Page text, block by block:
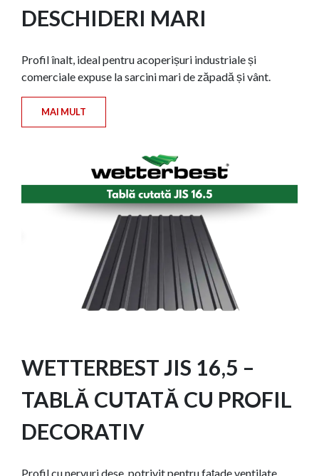
DESCHIDERI MARI
Profil înalt, ideal pentru acoperișuri industriale și
comerciale expuse la sarcini mari de zăpadă și vânt.
MAI MULT
WETTERBEST JIS 16,5 –
TABLĂ CUTATĂ CU PROFIL
DECORATIV
Profil cu nervuri dese, potrivit pentru fațade ventilate,